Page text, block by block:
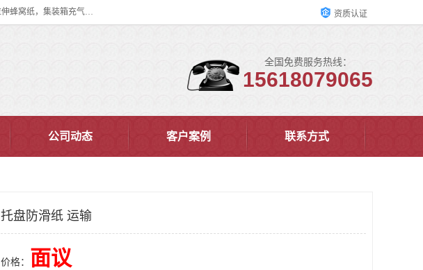
双忠包装材料（苏州）有限公司是上海双忠包装材料设立在苏州太仓的生产基地，占地约2万平米，产品主要有打孔缠绕膜，拉伸蜂窝纸，集装箱充气袋，滑托板，打包带，裹包网兜，防滑纸等箱体和托盘的运输和保护性包材。固永包材®，GooYon Pack®，是我们保护性包装材料的专属品牌。 资质认证
全国免费服务热线：
15618079065
公司动态 客户案例 联系方式
托盘防滑纸 运输
价格： 面议